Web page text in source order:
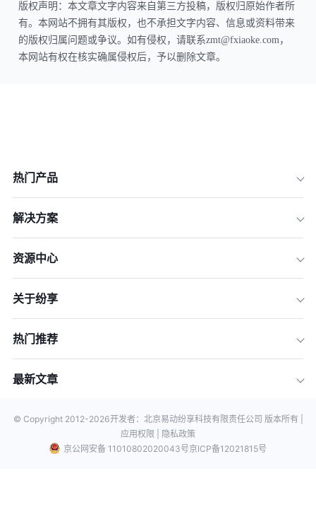
版权声明：本文章文字内容来自第三方投稿，版权归原始作者所
有。本网站不拥有其版权，也不承担文字内容、信息或资料带来
的版权归属问题或争议。如有侵权，请联系zmt@fxiaoke.com，
本网站有权在核实确属侵权后，予以删除文章。
热门产品
解决方案
资源中心
关于纷享
热门推荐
最新文章
© Copyright 2012-2026开发者：北京易动纷享科技有限责任公司 版本所有 |
应用权限 |
隐私政策
京公网安备 11010802020043号京ICP备12021815号